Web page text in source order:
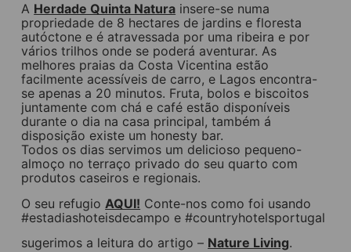
A Herdade Quinta Natura insere-se numa
propriedade de 8 hectares de jardins e floresta
autóctone e é atravessada por uma ribeira e por
vários trilhos onde se poderá aventurar. As
melhores praias da Costa Vicentina estão
facilmente acessíveis de carro, e Lagos encontra-
se apenas a 20 minutos. Fruta, bolos e biscoitos
juntamente com chá e café estão disponíveis
durante o dia na casa principal, também á
disposição existe um honesty bar.
Todos os dias servimos um delicioso pequeno-
almoço no terraço privado do seu quarto com
produtos caseiros e regionais.
O seu refugio AQUI! Conte-nos como foi usando
#estadiashoteisdecampo e #countryhotelsportugal
sugerimos a leitura do artigo – Nature Living.